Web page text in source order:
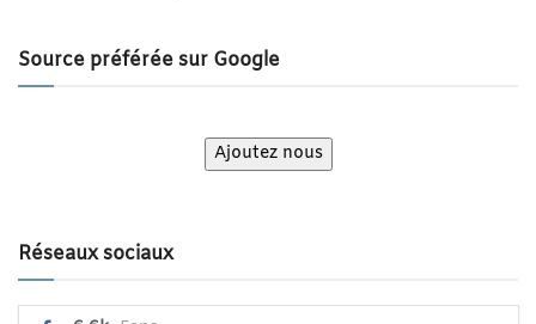
Source préférée sur Google
Ajoutez nous
Réseaux sociaux